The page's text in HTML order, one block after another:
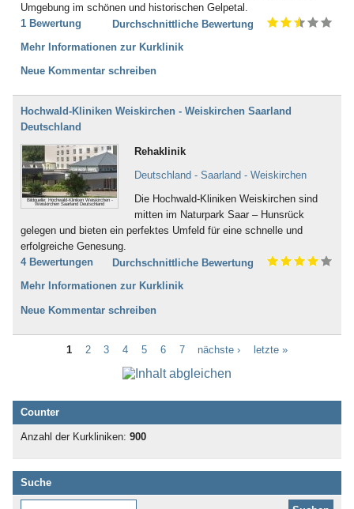
Umgebung im schönen und historischen Gelpetal.
1 Bewertung
Durchschnittliche Bewertung
Mehr Informationen zur Kurklinik
Neue Kommentar schreiben
Hochwald-Kliniken Weiskirchen - Weiskirchen Saarland
Deutschland
Bildquelle: Hochwald-Kliniken Weiskirchen -
Weiskirchen Saarland Deutschland
Rehaklinik
Deutschland - Saarland - Weiskirchen
Die Hochwald-Kliniken Weiskirchen sind
mitten im Naturpark Saar – Hunsrück
gelegen und bieten ein perfektes Umfeld für eine schnelle und
erfolgreiche Genesung.
4 Bewertungen
Durchschnittliche Bewertung
Mehr Informationen zur Kurklinik
Neue Kommentar schreiben
1 2 3 4 5 6 7 nächste › letzte »
Counter
Anzahl der Kurkliniken: 900
Suche